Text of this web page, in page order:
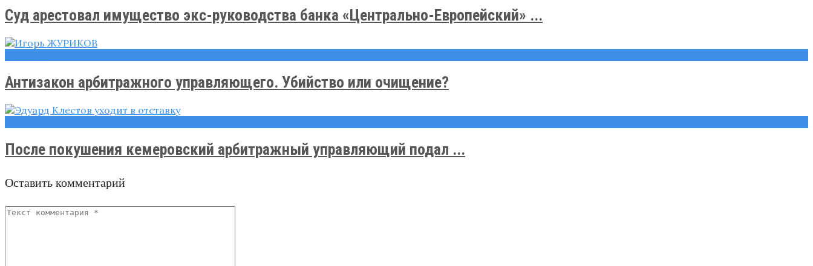
Суд арестовал имущество экс-руководства банка «Центрально-Европейский» ...
Антизакон арбитражного управляющего. Убийство или очищение?
После покушения кемеровский арбитражный управляющий подал ...
Оставить комментарий